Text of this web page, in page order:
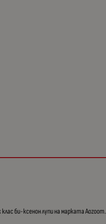
би-ксенон лупи на марката Aozoom.